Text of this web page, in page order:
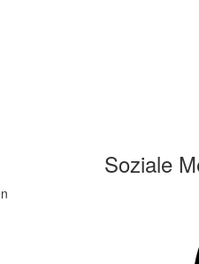
Soziale